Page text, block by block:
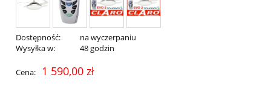
Dostępność:
na wyczerpaniu
Wysyłka w:
48 godzin
Cena: 1 590,00 zł